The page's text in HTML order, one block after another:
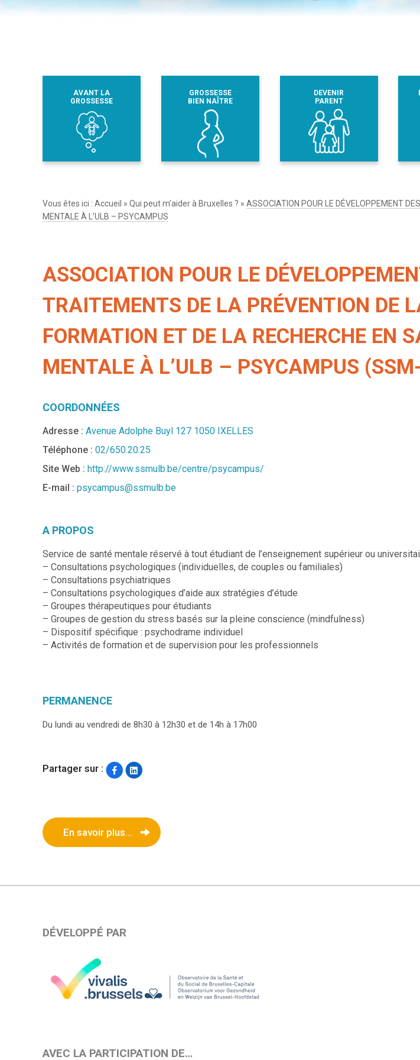
AVANT LA
GROSSESSE
GROSSESSE
BIEN NAÎTRE
DEVENIR
PARENT
Vous êtes ici : Accueil » Qui peut m’aider à Bruxelles ? » ASSOCIATION POUR LE DÉVELOPPEMENT
MENTALE À L’ULB – PSYCAMPUS
ASSOCIATION POUR LE
TRAITEMENTS DE LA PRÉVENTION DE
FORMATION ET DE LA RECHERCHE EN
MENTALE À L’ULB – PSYCAMPUS
COORDONNÉES
Adresse : Avenue Adolphe Buyl 127 1050 IXELLES
Téléphone : 02/650.20.25
Site Web : http://www.ssmulb.be/centre/psycampus/
E-mail : psycampus@ssmulb.be
A PROPOS
Service de santé mentale réservé à tout étudiant de l’enseignement supérieur ou
– Consultations psychologiques (individuelles, de couples ou familiales)
– Consultations psychiatriques
– Consultations psychologiques d’aide aux stratégies d’étude
– Groupes thérapeutiques pour étudiants
– Groupes de gestion du stress basés sur la pleine conscience (mindfulness)
– Dispositif spécifique : psychodrame individuel
– Activités de formation et de supervision pour les professionnels
PERMANENCE
Du lundi au vendredi de 8h30 à 12h30 et de 14h à 17h00
Partager sur :
En savoir plus...
DÉVELOPPÉ PAR
AVEC LA PARTICIPATION DE…